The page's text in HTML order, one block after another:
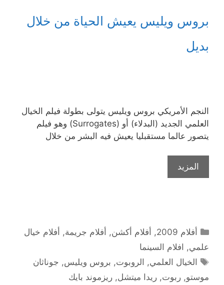
بروس ويليس يعيش الحياة من خلال
بديل
النجم الأمريكي بروس ويليس يتولى بطولة فيلم الخيال
العلمي الجديد (البدلاء) أو (Surrogates) وهو فيلم
يتصور عالما مستقبليا يعيش فيه البشر من خلال
المزيد
التصنيفات
أفلام 2009 , أفلام أكشن, أفلام جريمة, أفلام خيال
علمي, افلام السينما
الوسوم
الخيال العلمي, الروبوت, بروس ويليس, جوناثان
موستو, ربوت, ريدا ميتشل, ريزموند بايك